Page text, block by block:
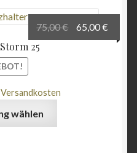
25
75,00€
Preis
65,00€
Preis
Versandkosten
wählen